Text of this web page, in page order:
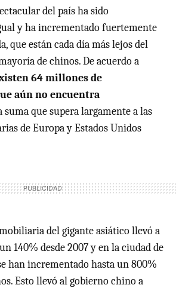
del país ha sido
y ha incrementado fuertemente
que están cada día más lejos del
de chinos. De acuerdo a
64 millones de
aún no encuentra
suma que supera largamente a las
de Europa y Estados Unidos
del gigante asiático llevó a
140% desde 2007 y en la ciudad de
han incrementado hasta un 800%
Esto llevó al gobierno chino a